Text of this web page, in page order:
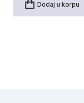
Dodaj u korpu